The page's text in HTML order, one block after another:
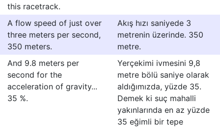
this racetrack.
A flow speed of just over
three meters per second,
350 meters.
Akış hızı saniyede 3
metrenin üzerinde. 350
metre.
And 9.8 meters per
second for the
acceleration of gravity...
35 %.
Yerçekimi ivmesini 9,8
metre bölü saniye olarak
aldığımızda, yüzde 35.
Demek ki suç mahalli
yakınlarında en az yüzde
35 eğimli bir tepe